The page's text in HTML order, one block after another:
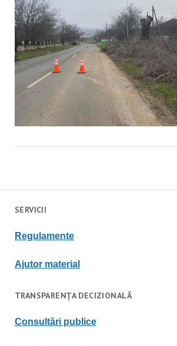
SERVICII
Regulamente
Ajutor material
TRANSPARENȚA DECIZIONALĂ
Consultări publice